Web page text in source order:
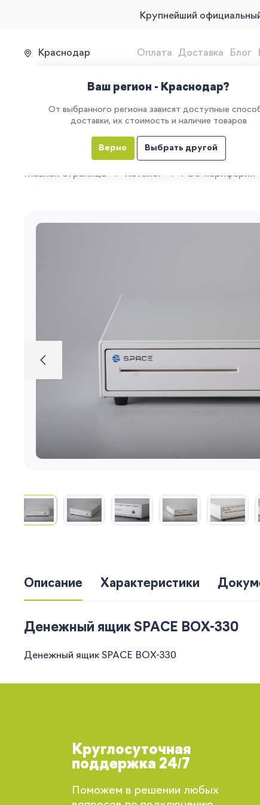
Крупнейший
Краснодар Оплата Доставка Блог
Продажа, подключение
УСЛУГИ ЕГАИС
Главная страница Каталог POS-периферия
Описание Характеристики
Денежный ящик SPACE BOX-330
Денежный ящик SPACE BOX-330
Круглосуточная
поддержка 24/7
Поможем в решении любых
Ваш регион - Краснодар?
От выбранного региона зависят доступные
доставки, их стоимость и наличие товаров
Верно Выбрать другой